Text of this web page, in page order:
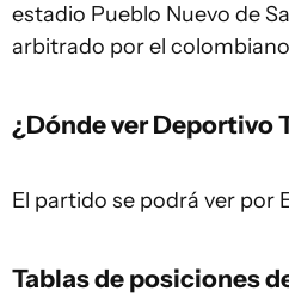
estadio Pueblo Nuevo de
arbitrado por el
¿Dónde ver Deportivo
El partido se podrá ver por
Tablas de posiciones